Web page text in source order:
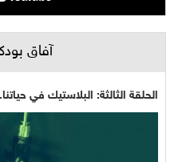
آفاق
الحلقة الثالثة: البلاستيك في